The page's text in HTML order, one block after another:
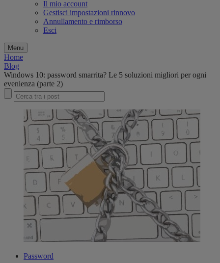
Il mio account
Gestisci impostazioni rinnovo
Annullamento e rimborso
Esci
Menu
Home
Blog
Windows 10: password smarrita? Le 5 soluzioni migliori per ogni
evenienza (parte 2)
Password